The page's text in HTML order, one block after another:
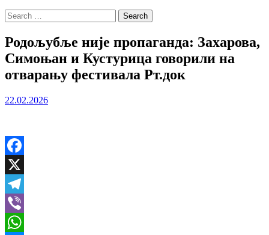
Search
for:
Родољубље није пропаганда: Захарова,
Симоњан и Кустурица говорили на
отварању фестивала Рт.док
22.02.2026
Facebook
X
Telegram
Viber